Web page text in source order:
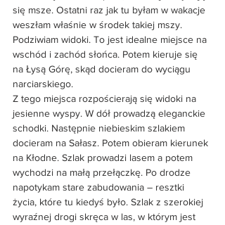
się msze. Ostatni raz jak tu byłam w wakacje
weszłam właśnie w środek takiej mszy.
Podziwiam widoki. To jest idealne miejsce na
wschód i zachód słońca. Potem kieruje się
na Łysą Górę, skąd docieram do wyciągu
narciarskiego.
Z tego miejsca rozpościerają się widoki na
jesienne wyspy. W dół prowadzą eleganckie
schodki. Następnie niebieskim szlakiem
docieram na Sałasz. Potem obieram kierunek
na Kłodne. Szlak prowadzi lasem a potem
wychodzi na małą przełączkę. Po drodze
napotykam stare zabudowania – resztki
życia, które tu kiedyś było. Szlak z szerokiej
wyraźnej drogi skręca w las, w którym jest